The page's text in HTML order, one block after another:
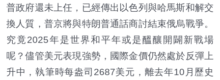
普政府還未上任，已經傳出以色列與哈馬斯和解交
換人質，普京將與特朗普通話商討結束俄烏戰爭。
究竟2025年是世界和平年或是醞釀開闢新戰場
呢？儘管美元表現強勢，國際金價仍然處於反彈上
升中，執筆時每盎司2687美元，離去年10月歷史